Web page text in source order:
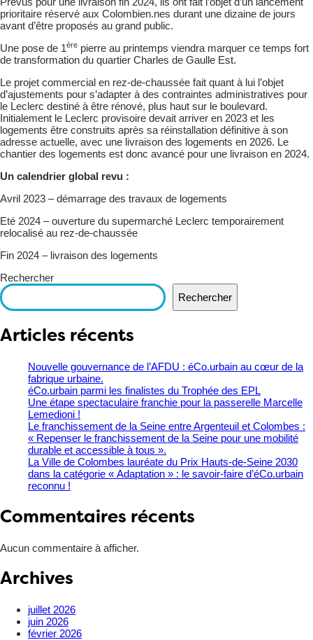
prioritaire réservé aux Colombien.nes durant une dizaine de jours
avant d’être proposés au grand public.
Une pose de 1ère pierre au printemps viendra marquer ce temps fort
de transformation du quartier Charles de Gaulle Est.
Le projet commercial en rez-de-chaussée fait quant à lui l’objet
d’ajustements pour s’adapter à des contraintes administratives pour
le Leclerc destiné à être rénové, plus haut sur le boulevard.
Initialement le Leclerc provisoire devait arriver en 2023 et les
logements être construits après sa réinstallation définitive à son
adresse actuelle, avec une livraison des logements en 2026. Le
chantier des logements est donc avancé pour une livraison en 2024.
Un calendrier global revu :
Avril 2023 – démarrage des travaux de logements
Eté 2024 – ouverture du supermarché Leclerc temporairement
relocalisé au rez-de-chaussée
Fin 2024 – livraison des logements
Rechercher
Rechercher
Articles récents
Nouvelle gouvernance de l’AFDU : éCo.urbain au cœur de la
fabrique urbaine.
éCo.urbain parmi les finalistes du Trophée des EPL
​Une étape spectaculaire franchie pour la passerelle Marcelle
Lemedioni !
Le franchissement de la Seine entre Argenteuil et Colombes :
« Repenser le franchissement de la Seine pour une mobilité
durable et accessible à tous ».
La Ville de Colombes lauréate du Prix Hauts-de-Seine 2030
dans la catégorie « Adaptation » : le savoir-faire d’éCo.urbain
reconnu !
Commentaires récents
Aucun commentaire à afficher.
Archives
juillet 2026
juin 2026
février 2026